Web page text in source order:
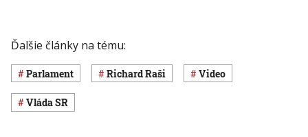
Ďalšie články na tému:
Parlament Richard Raši Video
vláda SR